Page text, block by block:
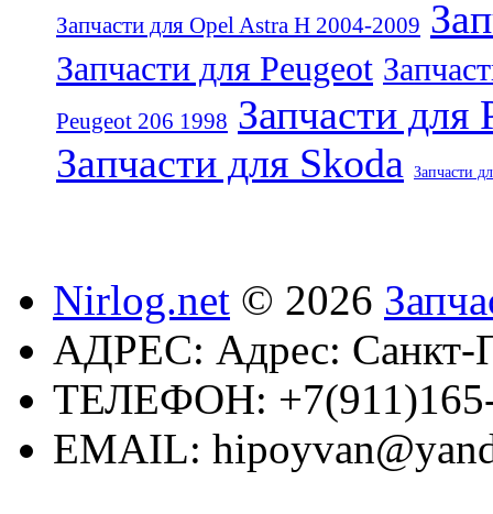
Запчасти для Opel Astra H 2004-2009
Запчасти для Peugeot
Peugeot 206 1998 Запчасти для
Запчасти для Skoda Запчасти
Nirlog.net © 2026
АДРЕС: Адрес: Санкт-
ТЕЛЕФОН:
EMAIL: